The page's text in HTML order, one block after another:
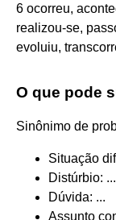
6 ocorreu,
realizou-se,
evoluiu,
O que pode
Sinônimo de
Situação
Distúrbio: ...
Dúvida: ...
Assunto